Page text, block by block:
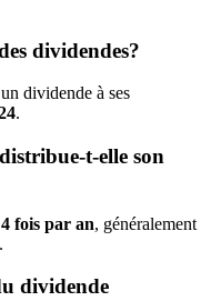
dividendes?
dividende à ses
.
t-elle son
4 fois par an, généralement
.
dividende